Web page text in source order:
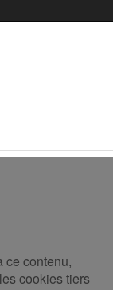
ce contenu,
cookies tiers